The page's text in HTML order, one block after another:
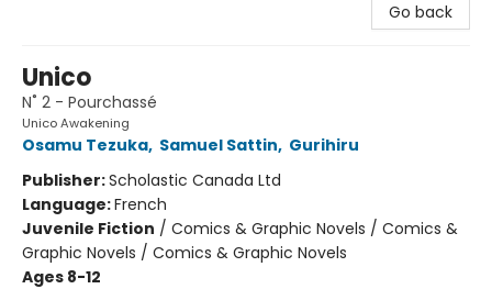
Go back
Unico
N˚ 2 - Pourchassé
Unico Awakening
Osamu Tezuka, Samuel Sattin, Gurihiru
Publisher:Scholastic Canada Ltd
Language:French
Juvenile Fiction / Comics & Graphic Novels / Comics &
Graphic Novels / Comics & Graphic Novels
Ages 8-12